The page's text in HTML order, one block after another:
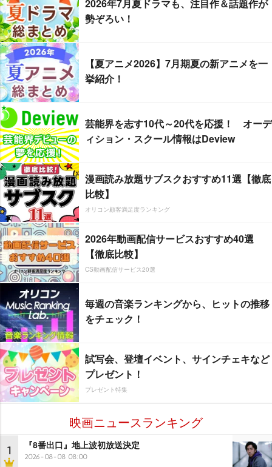
2026年7月夏ドラマも、注目作＆話題作が
勢ぞろい！
【夏アニメ2026】7月期夏の新アニメを一
挙紹介！
芸能界を志す10代～20代を応援！ オーデ
ィション・スクール情報はDeview
漫画読み放題サブスクおすすめ11選【徹底
比較】
オリコン顧客満足度ランキング
2026年動画配信サービスおすすめ40選
【徹底比較】
CS動画配信サービス20選
毎週の音楽ランキングから、ヒットの推移
をチェック！
試写会、登壇イベント、サインチェキなど
プレゼント！
プレゼント特集
映画ニュースランキング
1 『8番出口』地上波初放送決定
2026-08-08 08:00